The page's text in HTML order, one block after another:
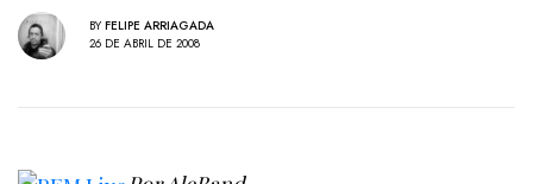
BY FELIPE ARRIAGADA
26 DE ABRIL DE 2008